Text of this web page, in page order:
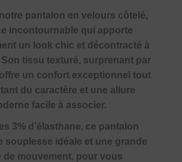
pantalon en velours côtelé,
incontournable qui apporte
un look chic et décontracté à
tissu texturé, surprenant par
un confort exceptionnel tout
du caractère et une allure
facile à associer.
3% d’élasthane, ce pantalon
souplesse idéale et une grande
de mouvement, pour vous